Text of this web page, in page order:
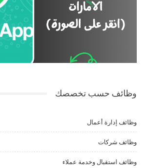
وظائف حسب تخصصك
وظائف إدارة أعمال
وظائف شركات
وظائف استقبال وخدمة عملاء